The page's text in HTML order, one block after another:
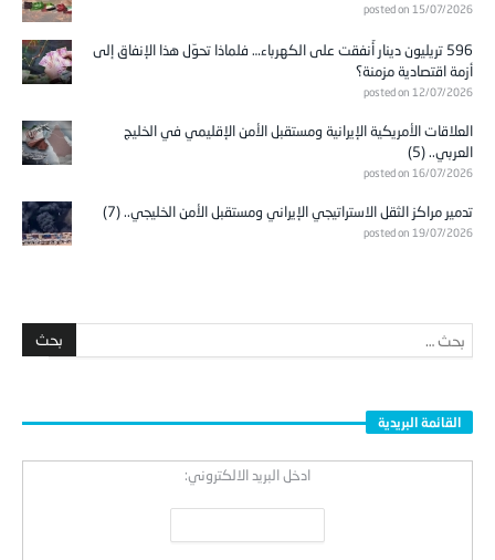
posted on 15/07/2026
596 تريليون دينار أُنفقت على الكهرباء… فلماذا تحوّل هذا الإنفاق إلى
أزمة اقتصادية مزمنة؟
posted on 12/07/2026
العلاقات الأمريكية الإيرانية ومستقبل الأمن الإقليمي في الخليج
العربي.. (5)
posted on 16/07/2026
تدمير مراكز الثقل الاستراتيجي الإيراني ومستقبل الأمن الخليجي.. (7)
posted on 19/07/2026
القائمة البريدية
ادخل البريد الالكتروني: